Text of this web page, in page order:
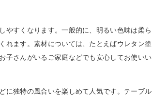
やすくなります。一般的に、明るい色味は柔ら
れます。素材については、たとえばウレタン塗
子さんがいるご家庭などでも安心してお使いい
に独特の風合いを楽しめて人気です。テーブル